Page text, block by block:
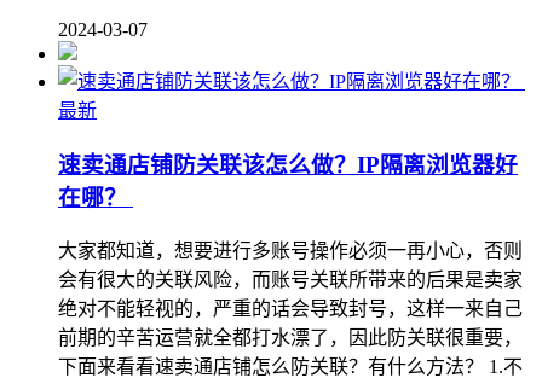
2024-03-07
最新
速卖通店铺防关联该怎么做？IP隔离浏览器好
在哪？
大家都知道，想要进行多账号操作必须一再小心，否则
会有很大的关联风险，而账号关联所带来的后果是卖家
绝对不能轻视的，严重的话会导致封号，这样一来自己
前期的辛苦运营就全都打水漂了，因此防关联很重要，
下面来看看速卖通店铺怎么防关联？有什么方法？ 1.不